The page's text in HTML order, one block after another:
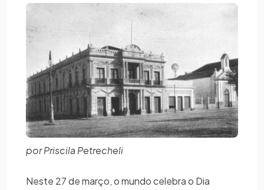
por Priscila Petrecheli
Neste 27 de março, o mundo celebra o Dia